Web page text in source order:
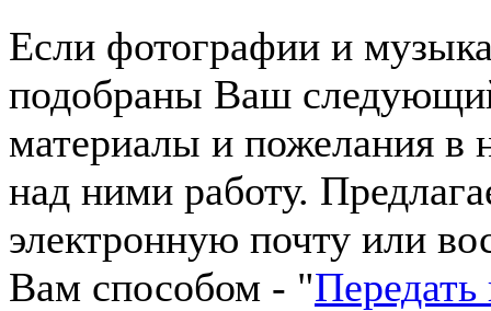
Если фотографии и
подобраны Ваш
материалы и пожелания
над ними работу.
электронную почту или
Вам способом - "